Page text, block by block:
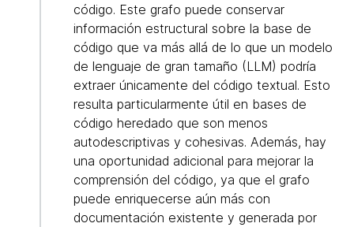
código. Este grafo puede conservar
información estructural sobre la base de
código que va más allá de lo que un modelo
de lenguaje de gran tamaño (LLM) podría
extraer únicamente del código textual. Esto
resulta particularmente útil en bases de
código heredado que son menos
autodescriptivas y cohesivas. Además, hay
una oportunidad adicional para mejorar la
comprensión del código, ya que el grafo
puede enriquecerse aún más con
documentación existente y generada por